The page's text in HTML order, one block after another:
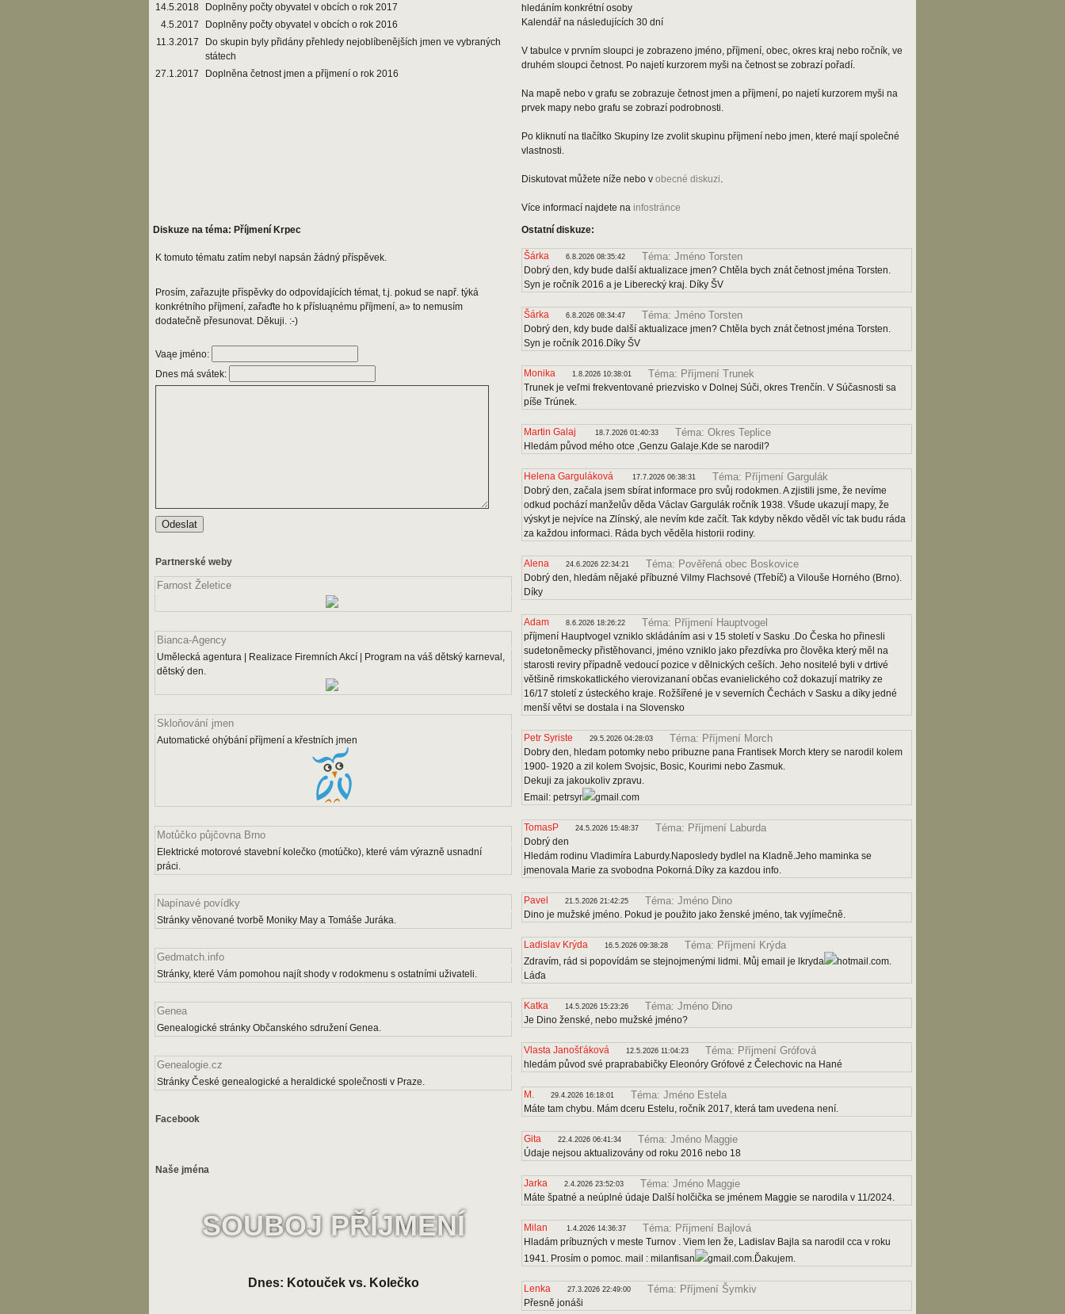
14.5.2018
Doplněny počty obyvatel v obcích o rok 2017
4.5.2017
Doplněny počty obyvatel v obcích o rok 2016
11.3.2017
Do skupin byly přidány přehledy nejoblíbenějších jmen ve vybraných
státech
27.1.2017
Doplněna četnost jmen a příjmení o rok 2016
hledáním konkrétní osoby
Kalendář na následujících 30 dní
V tabulce v prvním sloupci je zobrazeno jméno, příjmení, obec, okres kraj nebo ročník, ve
druhém sloupci četnost. Po najetí kurzorem myši na četnost se zobrazí pořadí.
Na mapě nebo v grafu se zobrazuje četnost jmen a příjmení, po najetí kurzorem myši na
prvek mapy nebo grafu se zobrazí podrobnosti.
Po kliknutí na tlačítko Skupiny lze zvolit skupinu příjmení nebo jmen, které mají společné
vlastnosti.
Diskutovat můžete níže nebo v obecné diskuzi.
Více informací najdete na infostránce
Diskuze na téma: Příjmení Krpec
Ostatní diskuze:
K tomuto tématu zatím nebyl napsán žádný příspěvek.
Prosím, zařazujte příspěvky do odpovídajících témat, t.j. pokud se např. týká
konkrétního příjmení, zařaďte ho k přísluąnému příjmení, a» to nemusím
dodatečně přesunovat. Děkuji. :-)
Vaąe jméno:
Dnes má svátek:
Partnerské weby
Farnost Želetice
Bianca-Agency
Umělecká agentura | Realizace Firemních Akcí | Program na váš dětský karneval,
dětský den.
Skloňování jmen
Automatické ohýbání příjmení a křestních jmen
Motůčko půjčovna Brno
Elektrické motorové stavební kolečko (motúčko), které vám výrazně usnadní
práci.
Napínavé povídky
Stránky věnované tvorbě Moniky May a Tomáše Juráka.
Gedmatch.info
Stránky, které Vám pomohou najít shody v rodokmenu s ostatními uživateli.
Genea
Genealogické stránky Občanského sdružení Genea.
Genealogie.cz
Stránky České genealogické a heraldické společnosti v Praze.
Facebook
Naše jména
SOUBOJ PŘÍJMENÍ
Dnes: Kotouček vs. Kolečko
Šárka 6.8.2026 08:35:42 Téma: Jméno Torsten
Dobrý den, kdy bude další aktualizace jmen? Chtěla bych znát četnost jména Torsten.
Syn je ročník 2016 a je Liberecký kraj. Díky ŠV
Šárka 6.8.2026 08:34:47 Téma: Jméno Torsten
Dobrý den, kdy bude další aktualizace jmen? Chtěla bych znát četnost jména Torsten.
Syn je ročník 2016.Díky ŠV
Monika 1.8.2026 10:38:01 Téma: Příjmení Trunek
Trunek je veľmi frekventované priezvisko v Dolnej Súči, okres Trenčín. V Súčasnosti sa
píše Trúnek.
Martin Galaj 18.7.2026 01:40:33 Téma: Okres Teplice
Hledám původ mého otce ,Genzu Galaje.Kde se narodil?
Helena Garguláková 17.7.2026 06:38:31 Téma: Příjmení Gargulák
Dobrý den, začala jsem sbírat informace pro svůj rodokmen. A zjistili jsme, že nevíme
odkud pochází manželův děda Václav Gargulák ročník 1938. Všude ukazují mapy, že
výskyt je nejvíce na Zlínský, ale nevím kde začít. Tak kdyby někdo věděl víc tak budu ráda
za každou informaci. Ráda bych věděla historii rodiny.
Alena 24.6.2026 22:34:21 Téma: Pověřená obec Boskovice
Dobrý den, hledám nějaké příbuzné Vilmy Flachsové (Třebíč) a Vilouše Horného (Brno).
Díky
Adam 8.6.2026 18:26:22 Téma: Příjmení Hauptvogel
příjmení Hauptvogel vzniklo skládáním asi v 15 století v Sasku .Do Česka ho přinesli
sudetoněmecky přistěhovanci, jméno vzniklo jako přezdívka pro člověka který měl na
starosti reviry případně vedoucí pozice v dělnických ceších. Jeho nositelé byli v drtivé
většině rimskokatlického vierovizananí občas evanielického což dokazují matriky ze
16/17 století z ústeckého kraje. Rožšířené je v severních Čechách v Sasku a díky jedné
menší větvi se dostala i na Slovensko
Petr Syriste 29.5.2026 04:28:03 Téma: Příjmení Morch
Dobry den, hledam potomky nebo pribuzne pana Frantisek Morch ktery se narodil kolem
1900- 1920 a zil kolem Svojsic, Bosic, Kourimi nebo Zasmuk.
Dekuji za jakoukoliv zpravu.
Email: petrsyr
gmail.com
TomasP 24.5.2026 15:48:37 Téma: Příjmení Laburda
Dobrý den
Hledám rodinu Vladimíra Laburdy.Naposledy bydlel na Kladně.Jeho maminka se
jmenovala Marie za svobodna Pokorná.Díky za kazdou info.
Pavel 21.5.2026 21:42:25 Téma: Jméno Dino
Dino je mužské jméno. Pokud je použito jako ženské jméno, tak vyjímečně.
Ladislav Krýda 16.5.2026 09:38:28 Téma: Příjmení Krýda
Zdravím, rád si popovídám se stejnojmenými lidmi. Můj email je lkryda
hotmail.com.
Láďa
Katka 14.5.2026 15:23:26 Téma: Jméno Dino
Je Dino ženské, nebo mužské jméno?
Vlasta Janošťáková 12.5.2026 11:04:23 Téma: Příjmení Grófová
hledám původ své praprababičky Eleonóry Grófové z Čelechovic na Hané
M. 29.4.2026 16:18:01 Téma: Jméno Estela
Máte tam chybu. Mám dceru Estelu, ročník 2017, která tam uvedena není.
Gita 22.4.2026 06:41:34 Téma: Jméno Maggie
Údaje nejsou aktualizovány od roku 2016 nebo 18
Jarka 2.4.2026 23:52:03 Téma: Jméno Maggie
Máte špatné a neúplné údaje Další holčička se jménem Maggie se narodila v 11/2024.
Milan 1.4.2026 14:36:37 Téma: Příjmení Bajlová
Hladám príbuzných v meste Turnov . Viem len že, Ladislav Bajla sa narodil cca v roku
1941. Prosím o pomoc. mail : milanfisan
gmail.com.Ďakujem.
Lenka 27.3.2026 22:49:00 Téma: Příjmení Šymkiv
Přesně jonáši